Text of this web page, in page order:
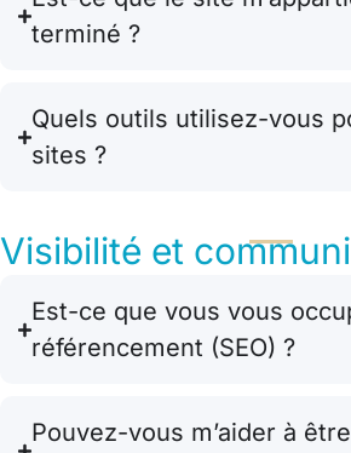
terminé ?
Quels outils utilisez-vous
sites ?
Visibilité et
Est-ce que vous vous
référencement (SEO) ?
Pouvez-vous m’aider à